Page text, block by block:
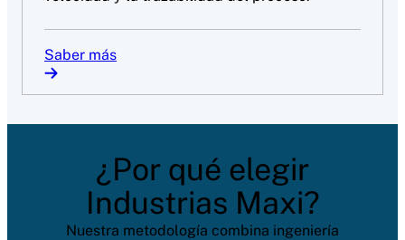
Saber más
¿Por qué elegir
Industrias Maxi?
Nuestra metodología combina ingeniería